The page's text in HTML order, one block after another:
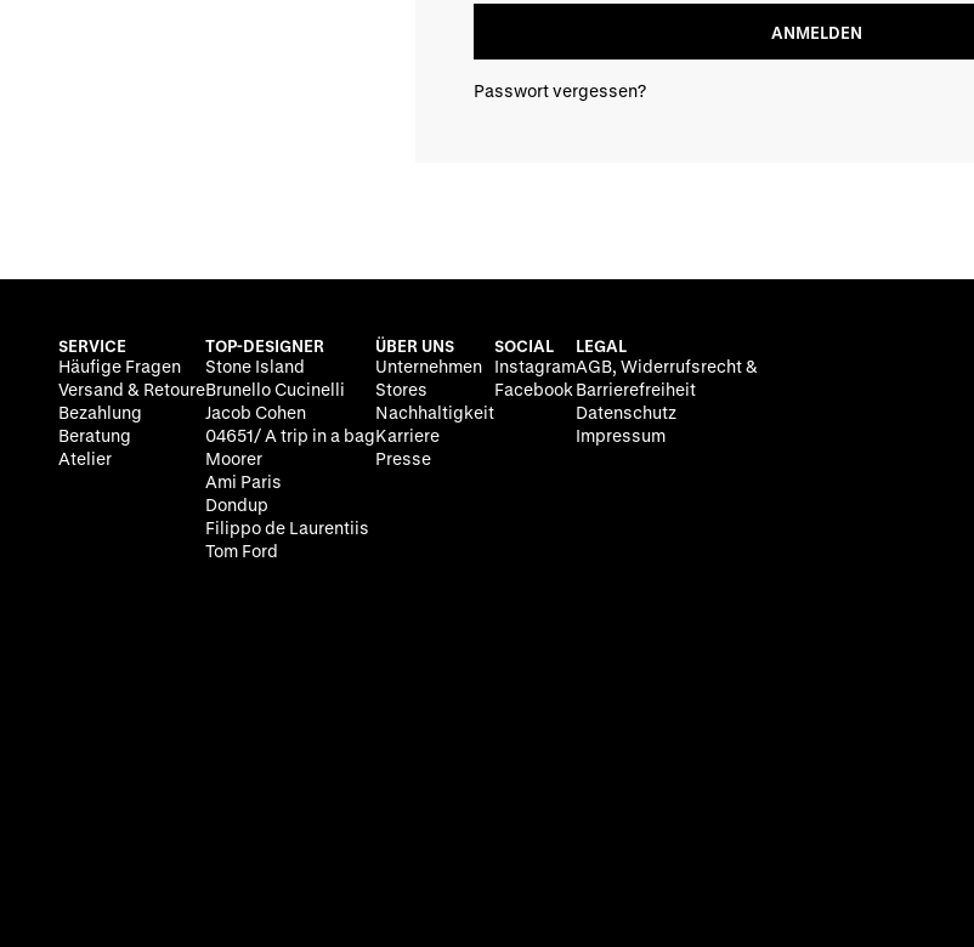
ANMELDEN
Passwort vergessen?
SERVICE
Häufige Fragen
Versand & Retoure
Bezahlung
Beratung
Atelier
TOP-DESIGNER
Stone Island
Brunello Cucinelli
Jacob Cohen
04651/ A trip in a bag
Moorer
Ami Paris
Dondup
Filippo de Laurentiis
Tom Ford
ÜBER UNS
Unternehmen
Stores
Nachhaltigkeit
Karriere
Presse
SOCIAL
Instagram
Facebook
LEGAL
AGB, Widerrufsrecht &
Barrierefreiheit
Datenschutz
Impressum